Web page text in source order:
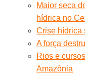
Maior seca
hídrica no
Crise hídrica
A força
Rios e
Amazônia